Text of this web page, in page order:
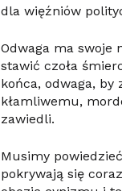
dla więźniów
Odwaga ma swoje
stawić czoła
końca, odwaga,
kłamliwemu,
zawiedli.
Musimy
pokrywają się